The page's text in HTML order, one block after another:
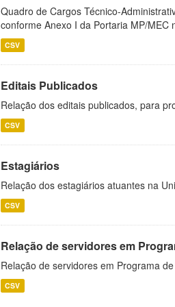
Quadro de Cargos Técnico-
conforme Anexo I da Portaria MP/MEC
CSV
Editais Publicados
Relação dos editais publicados, para
CSV
Estagiários
Relação dos estagiários atuantes na
CSV
Relação de servidores em
Relação de servidores em Programa
CSV